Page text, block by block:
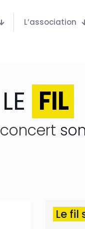
L’association
LE FIL
concert
Le fil